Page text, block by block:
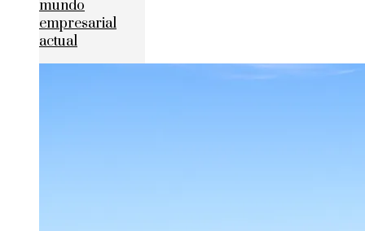
mundo
empresarial
actual